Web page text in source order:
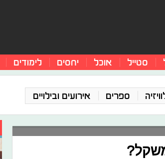
סטייל אוכל יחסים לימודים
ספרים אירועים ובילויים